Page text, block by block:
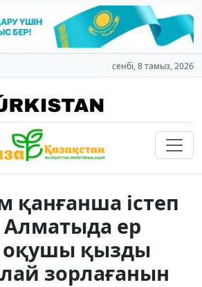
сенбі, 8 тамыз, 2026
қанғанша істеп
ер
қызды
зорлағанын